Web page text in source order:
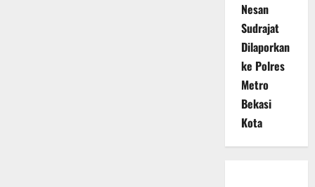
Nesan
Sudrajat
Dilaporkan
ke Polres
Metro
Bekasi
Kota